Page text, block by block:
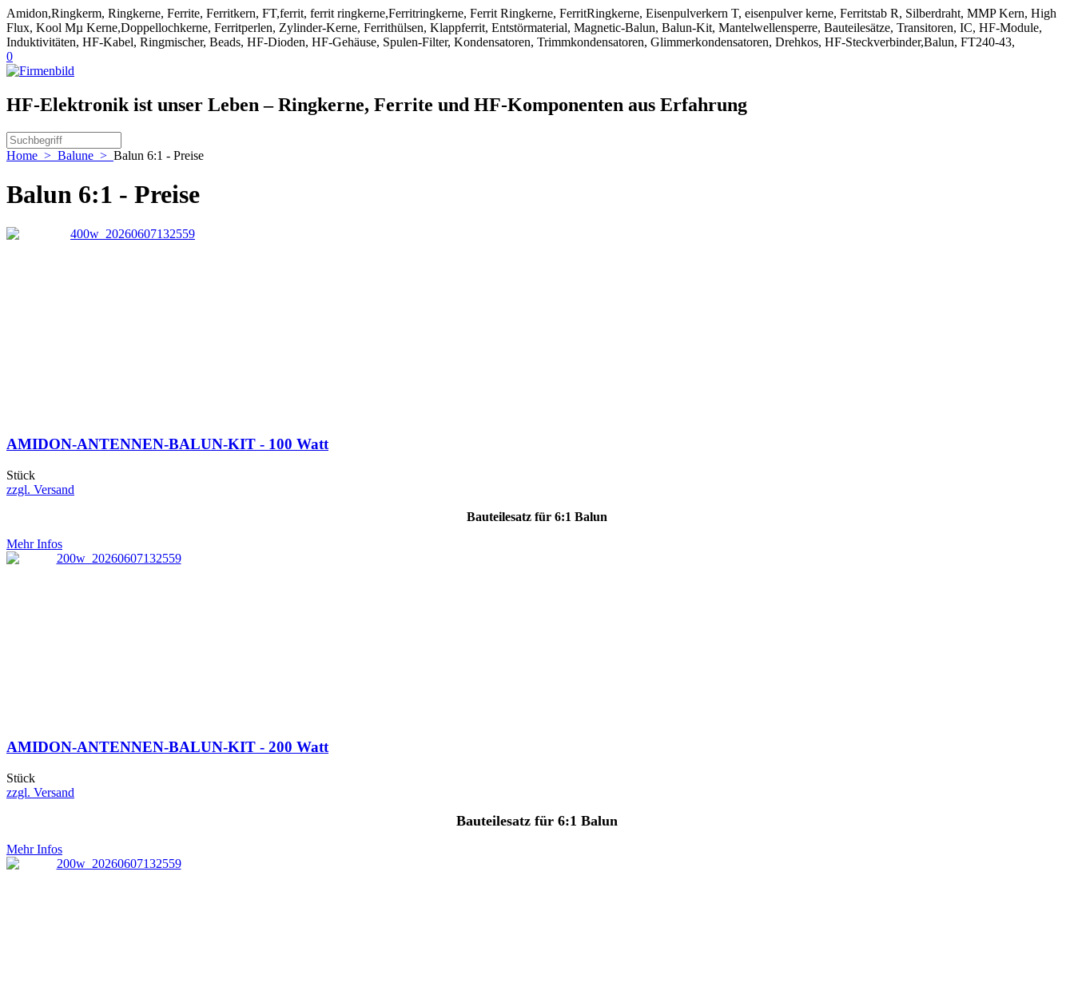
Amidon,Ringkerm, Ringkerne, Ferrite, Ferritkern, FT,ferrit, ferrit ringkerne,Ferritringkerne, Ferrit Ringkerne, FerritRingkerne, Eisenpulverkern T, eisenpulver kerne, Ferritstab R, Silberdraht, MMP Kern, High
Flux, Kool Mµ Kerne,Doppellochkerne, Ferritperlen, Zylinder-Kerne, Ferrithülsen, Klappferrit, Entstörmaterial, Magnetic-Balun, Balun-Kit, Mantelwellensperre, Bauteilesätze, Transitoren, IC, HF-Module,
Induktivitäten, HF-Kabel, Ringmischer, Beads, HF-Dioden, HF-Gehäuse, Spulen-Filter, Kondensatoren, Trimmkondensatoren, Glimmerkondensatoren, Drehkos, HF-Steckverbinder,Balun, FT240-43,
0
HF-Elektronik ist unser Leben – Ringkerne, Ferrite und HF-Komponenten aus Erfahrung
Home > Balune > Balun 6:1 - Preise
Balun 6:1 - Preise
AMIDON-ANTENNEN-BALUN-KIT - 100 Watt
Stück
zzgl. Versand
Bauteilesatz für 6:1 Balun
Mehr Infos
AMIDON-ANTENNEN-BALUN-KIT - 200 Watt
Stück
zzgl. Versand
Bauteilesatz für 6:1 Balun
Mehr Infos